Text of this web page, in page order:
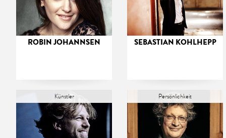
ROBIN JOHANNSEN SEBASTIAN KOHLHEPP
Künstler Persönlichkeit